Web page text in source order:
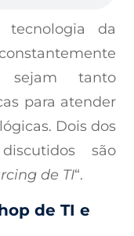
da
sejam tanto
para atender
Dois dos
são
de TI“.
de TI e